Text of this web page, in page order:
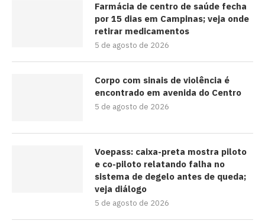
Farmácia de centro de saúde fecha
por 15 dias em Campinas; veja onde
retirar medicamentos
5 de agosto de 2026
Corpo com sinais de violência é
encontrado em avenida do Centro
5 de agosto de 2026
Voepass: caixa-preta mostra piloto
e co-piloto relatando falha no
sistema de degelo antes de queda;
veja diálogo
5 de agosto de 2026